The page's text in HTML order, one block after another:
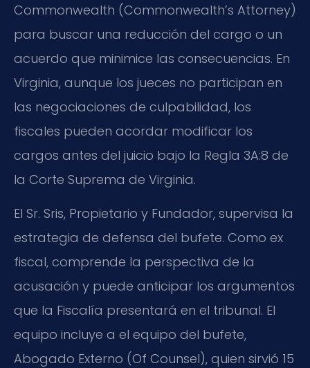
Commonwealth (Commonwealth’s Attorney)
para buscar una reducción del cargo o un
acuerdo que minimice las consecuencias. En
Virginia, aunque los jueces no participan en
las negociaciones de culpabilidad, los
fiscales pueden acordar modificar los
cargos antes del juicio bajo la Regla 3A:8 de
la Corte Suprema de Virginia.
El Sr. Sris, Propietario y Fundador, supervisa la
estrategia de defensa del bufete. Como ex
fiscal, comprende la perspectiva de la
acusación y puede anticipar los argumentos
que la Fiscalía presentará en el tribunal. El
equipo incluye a el equipo del bufete,
Abogado Externo (Of Counsel), quien sirvió 15